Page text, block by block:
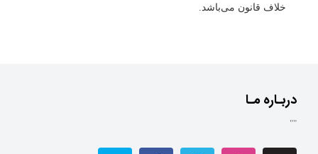
خلاف قانون می‌باشد.
دربـاره مـا